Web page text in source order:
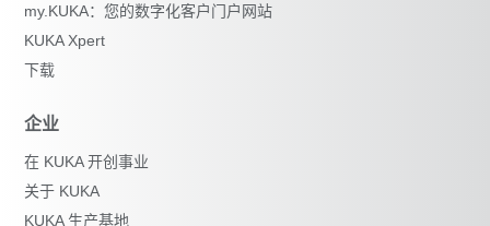
my.KUKA：您的数字化客户门户网站
KUKA Xpert
下载
企业
在 KUKA 开创事业
关于 KUKA
KUKA 生产基地